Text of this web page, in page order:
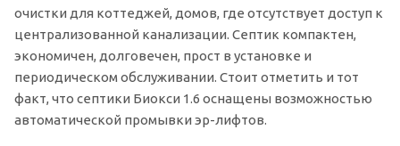
очистки для коттеджей, домов, где отсутствует доступ к
централизованной канализации. Септик компактен,
экономичен, долговечен, прост в установке и
периодическом обслуживании. Стоит отметить и тот
факт, что септики Биокси 1.6 оснащены возможностью
автоматической промывки эр-лифтов.